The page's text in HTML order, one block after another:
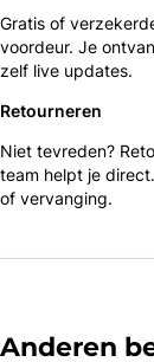
Gratis of
voordeur. Je
zelf live updates.
Retourneren
Niet tevreden?
team helpt je
of vervanging.
Anderen